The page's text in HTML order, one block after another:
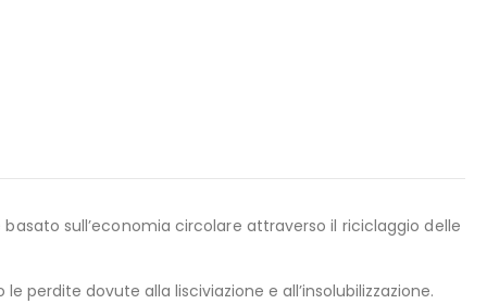
sull’economia circolare attraverso il riciclaggio delle
perdite dovute alla lisciviazione e all’insolubilizzazione.